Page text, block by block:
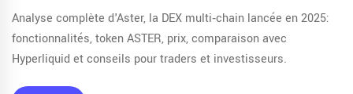
Analyse complète d'Aster, la DEX multi‑chain lancée en 2025:
fonctionnalités, token ASTER, prix, comparaison avec
Hyperliquid et conseils pour traders et investisseurs.